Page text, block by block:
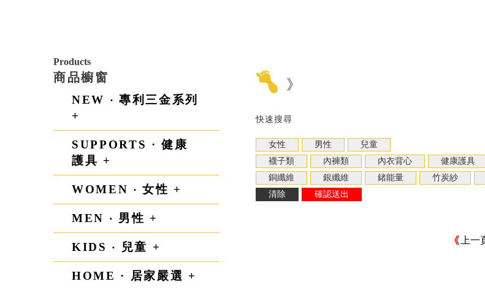
Products
商品櫥窗
NEW ‧ 專利三金系列
+
SUPPORTS · 健康
護具 +
WOMEN ‧ 女性 +
MEN ‧ 男性 +
KIDS ‧ 兒童 +
HOME · 居家嚴選 +
》
快速搜尋
上一